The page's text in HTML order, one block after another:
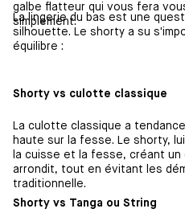
galbe flatteur qui vous fera
simplement.
La lingerie du bas est une
silhouette. Le shorty a su
équilibre :
Shorty vs culotte classique
La culotte classique a
haute sur la fesse. Le shorty,
la cuisse et la fesse, créant
arrondit, tout en évitant les
traditionnelle.
Shorty vs Tanga ou String